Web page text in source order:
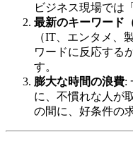
ビジネス現場では
最新のキーワード
（IT、エンタメ、
ワードに反応する
す。
膨大な時間の浪費:
に、不慣れな人が
の間に、好条件の